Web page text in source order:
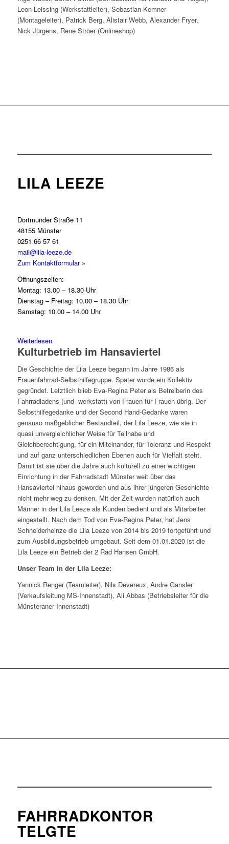
Leon Leissing (Werkstattleiter), Sebastian Kemner
(Montageleiter), Patrick Berg, Alistair Webb, Alexander Fryer,
Nick Jürgens, Rene Ströer (Onlineshop)
LILA LEEZE
Dortmunder Straße 11
48155 Münster
0251 66 57 61
mail@lila-leeze.de
Zum Kontaktformular »
Öffnungszeiten:
Montag: 13.00 – 18.30 Uhr
Dienstag – Freitag: 10.00 – 18.30 Uhr
Samstag: 10.00 – 14.00 Uhr
Weiterlesen
Kulturbetrieb im Hansaviertel
Die Geschichte der Lila Leeze begann im Jahre 1986 als
Frauenfahrrad-Selbsthilfegruppe. Später wurde ein Kollektiv
gegründet. Letztlich blieb Eva-Regina Peter als Betreiberin des
Fahrradladens (und -werkstatt) von Frauen für Frauen übrig. Der
Selbsthilfegedanke und der Second Hand-Gedanke waren
genauso maßgeblicher Bestandteil, der Lila Leeze, wie sie in
quasi unvergleichlicher Weise für Teilhabe und
Gleichberechtigung, für ein Miteinander, für Toleranz und Respekt
und auf ganz unterschiedlichen Ebenen auch für Vielfalt steht.
Damit ist sie über die Jahre auch kulturell zu einer wichtigen
Einrichtung in der Fahrradstadt Münster weit über das
Hansaviertel hinaus geworden und aus ihrer jüngeren Geschichte
nicht mehr weg zu denken. Mit der Zeit wurden natürlich auch
Männer in der Lila Leeze als Kunden bedient und als Mitarbeiter
eingestellt. Nach dem Tod von Eva-Regina Peter, hat Jens
Schneiderheinze die Lila Leeze von 2014 bis 2019 fortgeführt und
zum Ausbildungsbetrieb umgebaut. Seit dem 01.01.2020 ist die
Lila Leeze ein Betrieb der 2 Rad Hansen GmbH.
Unser Team in der Lila Leeze:
Yannick Renger (Teamleiter), Nils Devereux, Andre Gansler
(Verkaufsleitung MS-Innenstadt), Ali Abbas (Betriebsleiter für die
Münsteraner Innenstadt)
FAHRRADKONTOR
TELGTE